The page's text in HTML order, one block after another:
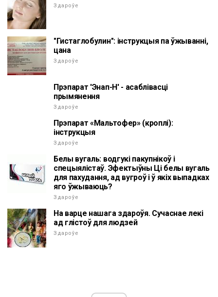
Здароўе
"Гистаглобулин": інструкцыя па ўжыванні,
цана
Здароўе
Прэпарат 'Энап-Н' - асаблівасці
прымянення
Здароўе
Прэпарат «Мальтофер» (кроплі):
інструкцыя
Здароўе
Белы вугаль: водгукі пакупнікоў і
спецыялістаў. Эфектыўны Ці белы вугаль
для пахудання, ад вугроў і ў якіх выпадках
яго ўжываюць?
Здароўе
На варце нашага здароўя. Сучаснае лекі
ад глістоў для людзей
Здароўе